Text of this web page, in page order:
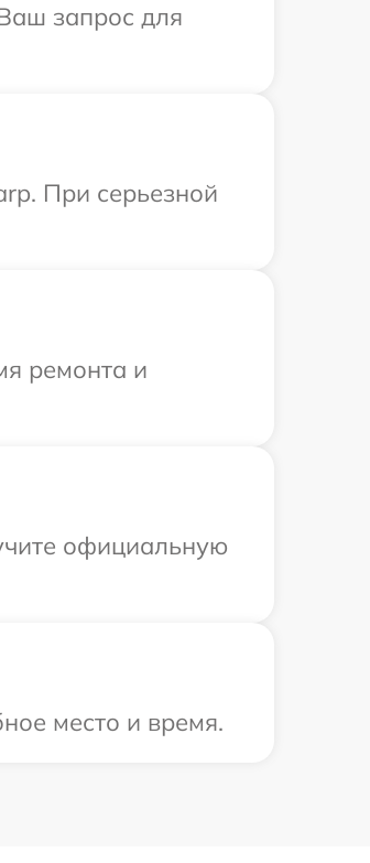
запрос для
При серьезной
ремонта и
официальную
место и время.